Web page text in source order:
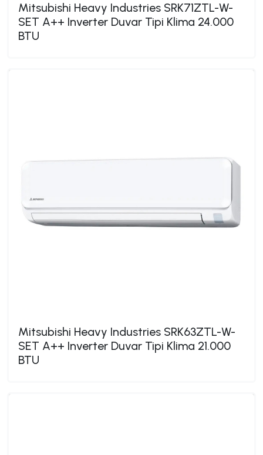
Mitsubishi Heavy Industries SRK71ZTL-W-
SET A++ Inverter Duvar Tipi Klima 24.000
BTU
Mitsubishi Heavy Industries SRK63ZTL-W-
SET A++ Inverter Duvar Tipi Klima 21.000
BTU